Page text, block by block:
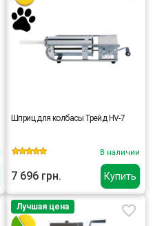
Купить
Шприц для колбасы Трейд HV-7
В наличии
7 696 грн.
Лучшая цена